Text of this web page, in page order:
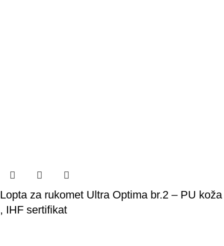
Lopta za rukomet Ultra Optima br.2 – PU koža
, IHF sertifikat